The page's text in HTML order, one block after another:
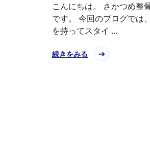
こんにちは。 さかつめ整
です。 今回のブログでは
を持ってスタイ …
続きをみる